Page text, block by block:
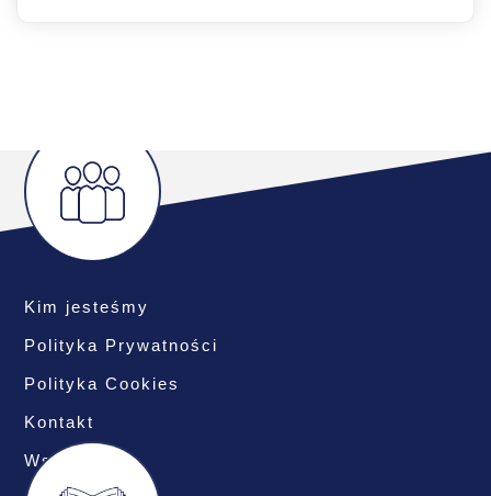
Kim jesteśmy
Polityka Prywatności
Polityka Cookies
Kontakt
Współpraca